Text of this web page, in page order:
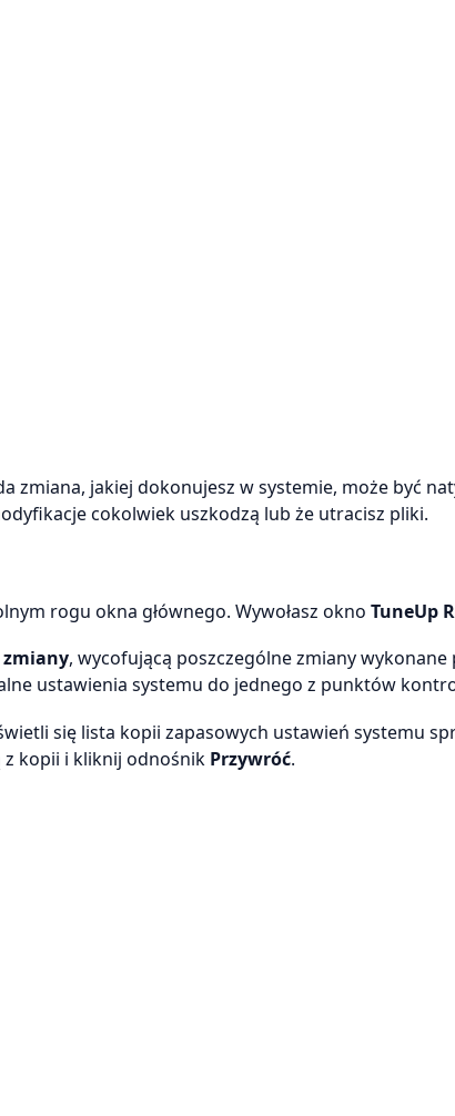
zmiana, jakiej dokonujesz w systemie, może być
cokolwiek uszkodzą lub że utracisz pliki.
rogu okna głównego. Wywołasz okno TuneUp
, wycofującą poszczególne zmiany
ustawienia systemu do jednego z punktów
się lista kopii zapasowych ustawień systemu
z kopii i kliknij odnośnik Przywróć.